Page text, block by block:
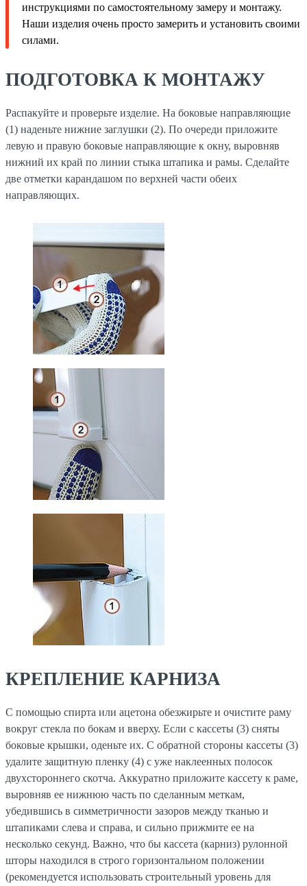
инструкциями по самостоятельному замеру и монтажу.
Наши изделия очень просто замерить и установить своими
силами.
ПОДГОТОВКА К МОНТАЖУ
Распакуйте и проверьте изделие. На боковые направляющие
(1) наденьте нижние заглушки (2). По очереди приложите
левую и правую боковые направляющие к окну, выровняв
нижний их край по линии стыка штапика и рамы. Сделайте
две отметки карандашом по верхней части обеих
направляющих.
КРЕПЛЕНИЕ КАРНИЗА
С помощью спирта или ацетона обезжирьте и очистите раму
вокруг стекла по бокам и вверху. Если с кассеты (3) сняты
боковые крышки, оденьте их. С обратной стороны кассеты (3)
удалите защитную пленку (4) с уже наклеенных полосок
двухстороннего скотча. Аккуратно приложите кассету к раме,
выровняв ее нижнюю часть по сделанным меткам,
убедившись в симметричности зазоров между тканью и
штапиками слева и справа, и сильно прижмите ее на
несколько секунд. Важно, что бы кассета (карниз) рулонной
шторы находился в строго горизонтальном положении
(рекомендуется использовать строительный уровень для